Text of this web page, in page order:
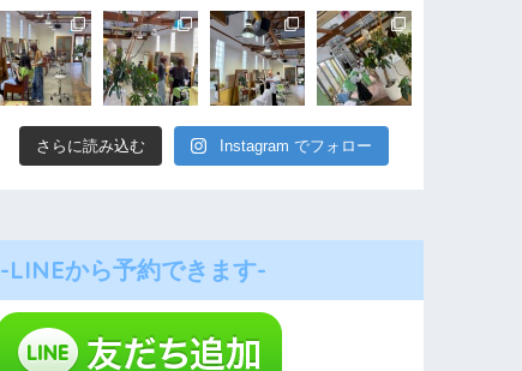
さらに読み込む Instagram でフォロー
-LINEから予約できます-